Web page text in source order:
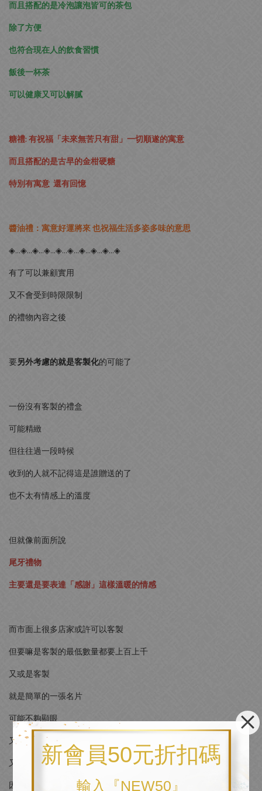
新會員50元折扣碼
輸入『NEW50』
而且搭配的是冷泡讓泡皆可的茶包
除了方便
也符合現在人的飲食習慣
飯後一杯茶
可以健康又可以解膩
糖禮: 有祝福「未來無苦只有甜」一切順遂的寓意
而且搭配的是古早的金柑硬糖
特別有寓意 還有回憶
醬油禮：寓意好運將來 也祝福生活多姿多味的意思
◈…◈…◈…◈…◈…◈…◈…◈…◈…◈
有了可以兼顧實用
又不會受到時限限制
的禮物內容之後
要另外考慮的就是客製化的可能了
一份沒有客製的禮盒
可能精緻
但往往過一段時候
收到的人就不記得這是誰贈送的了
也不太有情感上的溫度
但就像前面所說
尾牙禮物
主要還是要表達「感謝」這樣溫暖的情感
而市面上很多店家或許可以客製
但要嘛是客製的最低數量都要上百上千
又或是客製
就是簡單的一張名片
可能不夠顯眼
又或是不夠有記憶點
又或者無法寫太多的字數
因此選擇上